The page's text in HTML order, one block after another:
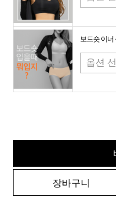
보드숏 이너
장바구니